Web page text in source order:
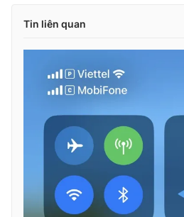
Tin liên quan